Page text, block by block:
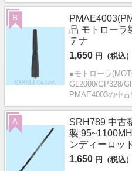
品 モトローラ
テナ
1,650 円（税込）
●モトローラ
GL2000/GP328/
PMAE4003の中古
B
SRH789 中古
製
ンディーロッ
1,650 円（税込）
A